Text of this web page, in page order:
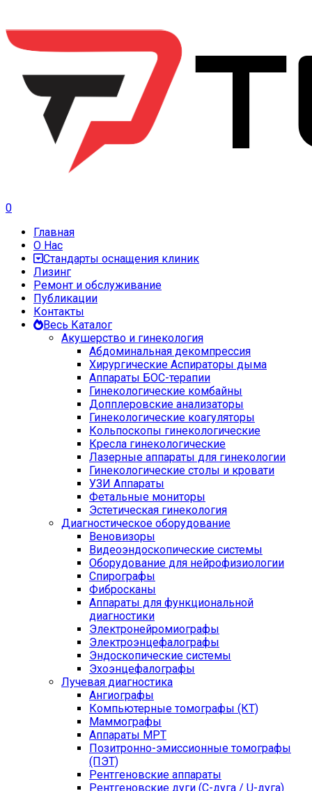
0
Главная
О Нас
Стандарты оснащения клиник
Лизинг
Ремонт и обслуживание
Публикации
Контакты
Весь Каталог
Акушерство и гинекология
Абдоминальная декомпрессия
Хирургические Аспираторы дыма
Аппараты БОС-терапии
Гинекологические комбайны
Допплеровские анализаторы
Гинекологические коагуляторы
Кольпоскопы гинекологические
Кресла гинекологические
Лазерные аппараты для гинекологии
Гинекологические столы и кровати
УЗИ Аппараты
Фетальные мониторы
Эстетическая гинекология
Диагностическое оборудование
Веновизоры
Видеоэндоскопические системы
Оборудование для нейрофизиологии
Спирографы
Фибросканы
Аппараты для функциональной
диагностики
Электронейромиографы
Электроэнцефалографы
Эндоскопические системы
Эхоэнцефалографы
Лучевая диагностика
Ангиографы
Компьютерные томографы (КТ)
Маммографы
Аппараты МРТ
Позитронно-эмиссионные томографы
(ПЭТ)
Рентгеновские аппараты
Рентгеновские дуги (С-дуга / U-дуга)